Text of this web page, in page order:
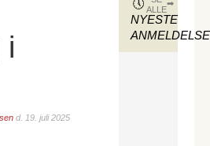
i
d. 19. juli 2025
NYESTE
ALLE